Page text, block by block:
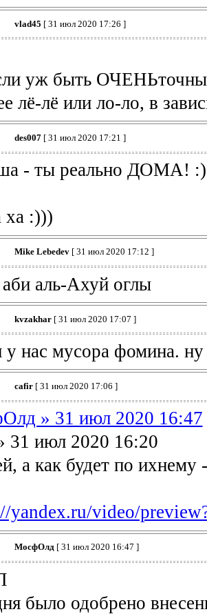
vlad45 [ 31 июл 2020 17:26 ]
уж быть
лё-лё или ло-ло, в
des007[ 31 июл 2020 17:21 ]
- ты реально ДОМА! :)
ха :)))
Mike Lebedev[ 31 июл 2020 17:12 ]
аль-Ахуй оглы
kvzakhar[ 31 июл 2020 17:07 ]
у нас мусора фомина. ну
cafir[ 31 июл 2020 17:06 ]
» 31 июл 2020 16:47
31 июл 2020 16:20
а как будет по ихнему
yandex.ru/video/
МосфОлд[ 31 июл 2020 16:47 ]
было одобрено